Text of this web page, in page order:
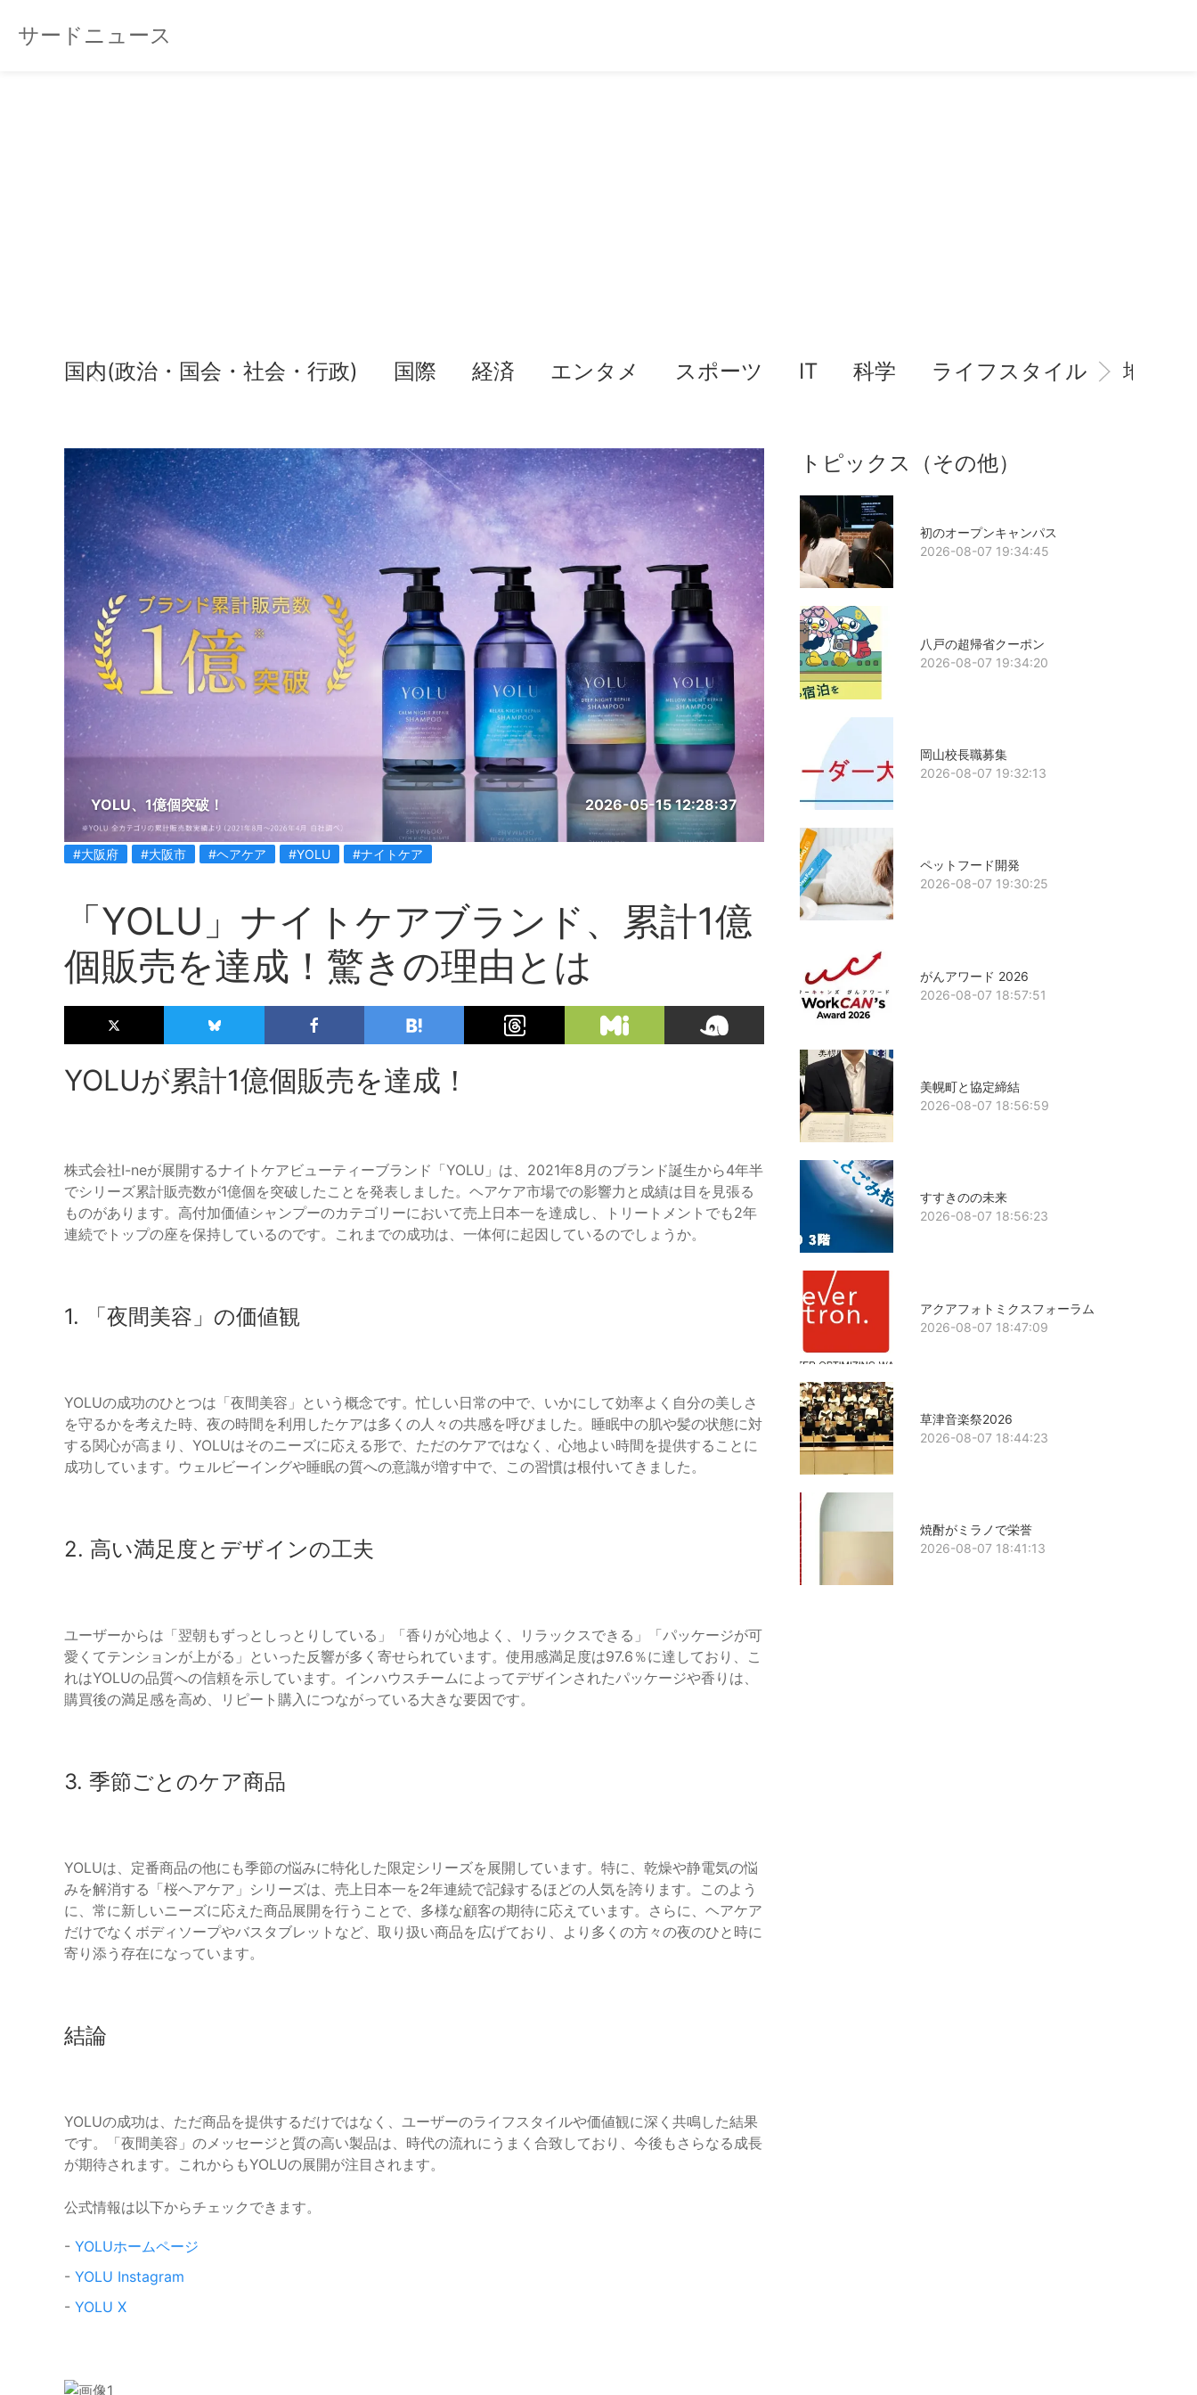
サードニュース
国内(政治・国会・社会・行政) 国際 経済 エンタメ スポーツ IT 科学 ライフスタイル 地域情
YOLU、1億個突破！ 2026-05-15 12:28:37
#大阪府 #大阪市 #ヘアケア #YOLU #ナイトケア
「YOLU」ナイトケアブランド、累計1億
個販売を達成！驚きの理由とは
YOLUが累計1億個販売を達成！
株式会社I-neが展開するナイトケアビューティーブランド「YOLU」は、2021年8月のブランド誕生から4年半
でシリーズ累計販売数が1億個を突破したことを発表しました。ヘアケア市場での影響力と成績は目を見張る
ものがあります。高付加価値シャンプーのカテゴリーにおいて売上日本一を達成し、トリートメントでも2年
連続でトップの座を保持しているのです。これまでの成功は、一体何に起因しているのでしょうか。
1. 「夜間美容」の価値観
YOLUの成功のひとつは「夜間美容」という概念です。忙しい日常の中で、いかにして効率よく自分の美しさ
を守るかを考えた時、夜の時間を利用したケアは多くの人々の共感を呼びました。睡眠中の肌や髪の状態に対
する関心が高まり、YOLUはそのニーズに応える形で、ただのケアではなく、心地よい時間を提供することに
成功しています。ウェルビーイングや睡眠の質への意識が増す中で、この習慣は根付いてきました。
2. 高い満足度とデザインの工夫
ユーザーからは「翌朝もずっとしっとりしている」「香りが心地よく、リラックスできる」「パッケージが可
愛くてテンションが上がる」といった反響が多く寄せられています。使用感満足度は97.6％に達しており、こ
れはYOLUの品質への信頼を示しています。インハウスチームによってデザインされたパッケージや香りは、
購買後の満足感を高め、リピート購入につながっている大きな要因です。
3. 季節ごとのケア商品
YOLUは、定番商品の他にも季節の悩みに特化した限定シリーズを展開しています。特に、乾燥や静電気の悩
みを解消する「桜ヘアケア」シリーズは、売上日本一を2年連続で記録するほどの人気を誇ります。このよう
に、常に新しいニーズに応えた商品展開を行うことで、多様な顧客の期待に応えています。さらに、ヘアケア
だけでなくボディソープやバスタブレットなど、取り扱い商品を広げており、より多くの方々の夜のひと時に
寄り添う存在になっています。
結論
YOLUの成功は、ただ商品を提供するだけではなく、ユーザーのライフスタイルや価値観に深く共鳴した結果
です。「夜間美容」のメッセージと質の高い製品は、時代の流れにうまく合致しており、今後もさらなる成長
が期待されます。これからもYOLUの展開が注目されます。
公式情報は以下からチェックできます。
- YOLUホームページ
- YOLU Instagram
- YOLU X
トピックス（その他）
初のオープンキャンパス
2026-08-07 19:34:45
八戸の超帰省クーポン
2026-08-07 19:34:20
岡山校長職募集
2026-08-07 19:32:13
ペットフード開発
2026-08-07 19:30:25
がんアワード 2026
2026-08-07 18:57:51
美幌町と協定締結
2026-08-07 18:56:59
すすきのの未来
2026-08-07 18:56:23
アクアフォトミクスフォーラム
2026-08-07 18:47:09
草津音楽祭2026
2026-08-07 18:44:23
焼酎がミラノで栄誉
2026-08-07 18:41:13